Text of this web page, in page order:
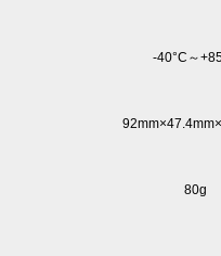
-40°C ～
92mm
80g